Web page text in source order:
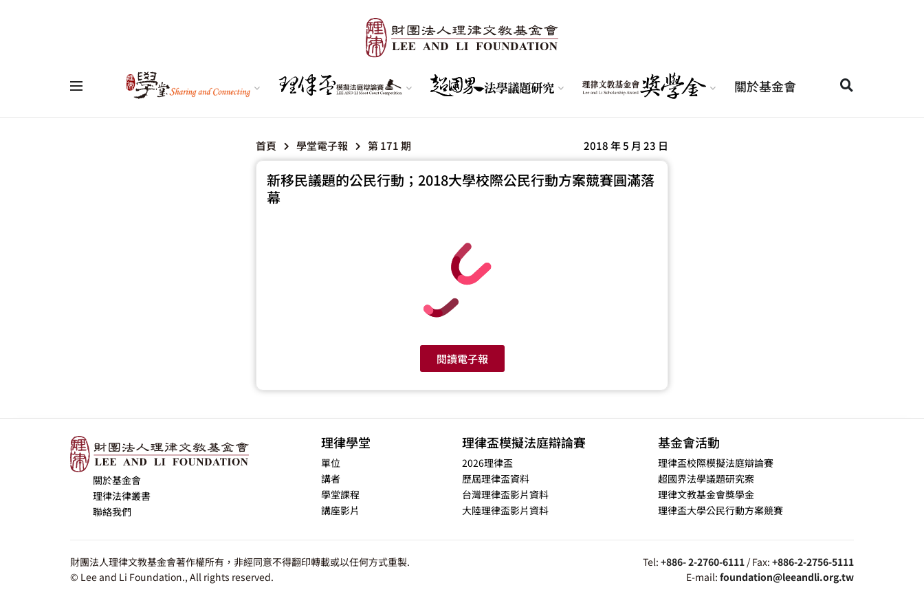
關於基金會
首頁 學堂電子報 第 171 期 2018 年 5 月 23 日
新移民議題的公民行動；2018大學校際公民行動方案競賽圓滿落
幕
閱讀電子報
關於基金會
理律法律叢書
聯絡我們
理律學堂
單位
講者
學堂課程
講座影片
理律盃模擬法庭辯論賽
2026理律盃
歷屆理律盃資料
台灣理律盃影片資料
大陸理律盃影片資料
基金會活動
理律盃校際模擬法庭辯論賽
超國界法學議題研究案
理律文教基金會獎學金
理律盃大學公民行動方案競賽
財團法人理律文教基金會著作權所有，非經同意不得翻印轉載或以任何方式重製.
© Lee and Li Foundation., All rights reserved.
Tel: +886- 2-2760-6111 / Fax: +886-2-2756-5111
E-mail: foundation@leeandli.org.tw